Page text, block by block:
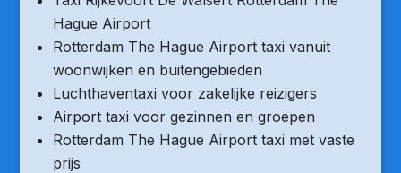
Hague Airport
Rotterdam The Hague Airport taxi vanuit
woonwijken en buitengebieden
Luchthaventaxi voor zakelijke reizigers
Airport taxi voor gezinnen en groepen
Rotterdam The Hague Airport taxi met vaste
prijs